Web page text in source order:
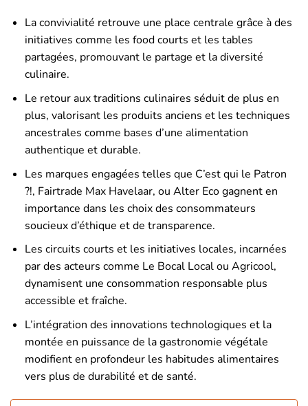
La convivialité retrouve une place centrale grâce à des
initiatives comme les food courts et les tables
partagées, promouvant le partage et la diversité
culinaire.
Le retour aux traditions culinaires séduit de plus en
plus, valorisant les produits anciens et les techniques
ancestrales comme bases d’une alimentation
authentique et durable.
Les marques engagées telles que C’est qui le Patron
?!, Fairtrade Max Havelaar, ou Alter Eco gagnent en
importance dans les choix des consommateurs
soucieux d’éthique et de transparence.
Les circuits courts et les initiatives locales, incarnées
par des acteurs comme Le Bocal Local ou Agricool,
dynamisent une consommation responsable plus
accessible et fraîche.
L’intégration des innovations technologiques et la
montée en puissance de la gastronomie végétale
modifient en profondeur les habitudes alimentaires
vers plus de durabilité et de santé.